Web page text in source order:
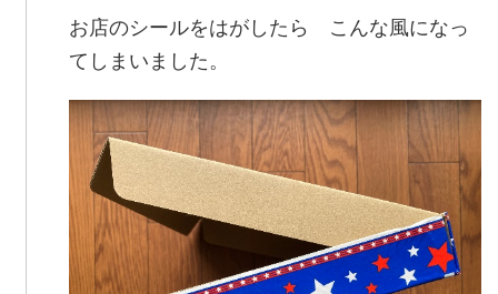
お店のシールをはがしたら こんな風になっ
てしまいました。